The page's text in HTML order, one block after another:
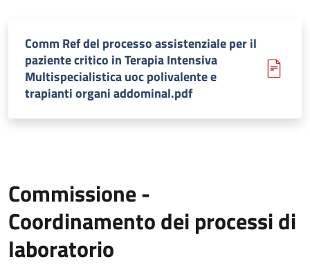
Comm Ref del processo assistenziale per il
paziente critico in Terapia Intensiva
Multispecialistica uoc polivalente e
trapianti organi addominal.pdf
Commissione -
Coordinamento dei processi di
laboratorio